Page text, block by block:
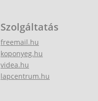
Szolgáltatás
freemail.hu
koponyeg.hu
videa.hu
lapcentrum.hu